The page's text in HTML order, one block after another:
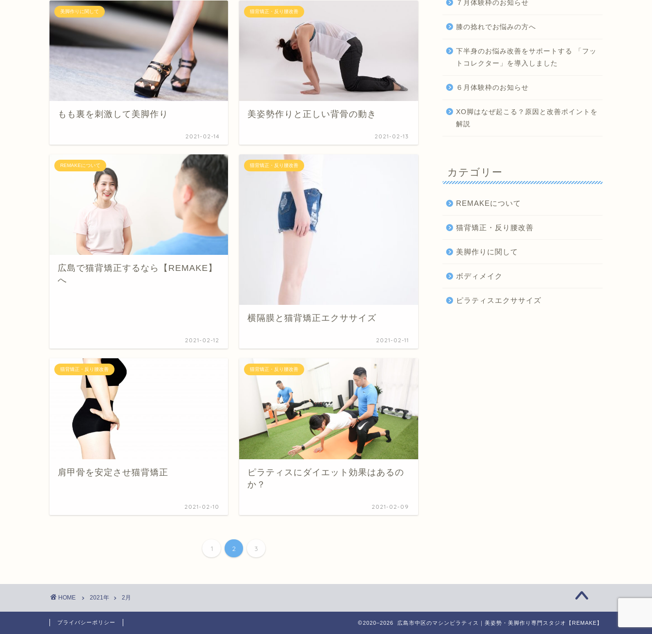
美脚作りに関して
もも裏を刺激して美脚作り
2021-02-14
猫背矯正・反り腰改善
美姿勢作りと正しい背骨の動き
2021-02-13
REMAKEについて
広島で猫背矯正するなら【REMAKE】
へ
2021-02-12
猫背矯正・反り腰改善
横隔膜と猫背矯正エクササイズ
2021-02-11
猫背矯正・反り腰改善
肩甲骨を安定させ猫背矯正
2021-02-10
猫背矯正・反り腰改善
ピラティスにダイエット効果はあるの
か？
2021-02-09
1 2 3
７月体験枠のお知らせ
膝の捻れでお悩みの方へ
下半身のお悩み改善をサポートする 「フッ
トコレクター」を導入しました
６月体験枠のお知らせ
XO脚はなぜ起こる？原因と改善ポイントを
解説
カテゴリー
REMAKEについて
猫背矯正・反り腰改善
美脚作りに関して
ボディメイク
ピラティスエクササイズ
HOME 2021年 2月
プライバシーポリシー 2020–2026 広島市中区のマシンピラティス｜美姿勢・美脚作り専門スタジオ【REMAKE】